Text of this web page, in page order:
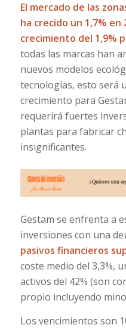
El mercado de las
ha crecido un 1,7% en
crecimiento del 1,9%
todas las marcas han
nuevos modelos
tecnologías, esto será
crecimiento para
requerirá fuertes
plantas para fabricar
insignificantes.
Gestam se enfrenta a
inversiones con una
pasivos financieros
coste medio del 3,3%,
activos del 42% (son
propio incluyendo
Los vencimientos son